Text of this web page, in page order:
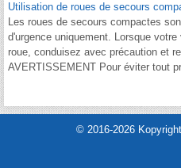
Utilisation de roues de secours
Les roues de secours compactes
d'urgence uniquement. Lorsque
roue, conduisez avec précaution et
AVERTISSEMENT Pour éviter tout
© 2016-2026